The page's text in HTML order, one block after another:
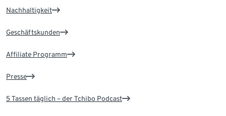
Nachhaltigkeit
Geschäftskunden
Affiliate Programm
Presse
5 Tassen täglich – der Tchibo Podcast